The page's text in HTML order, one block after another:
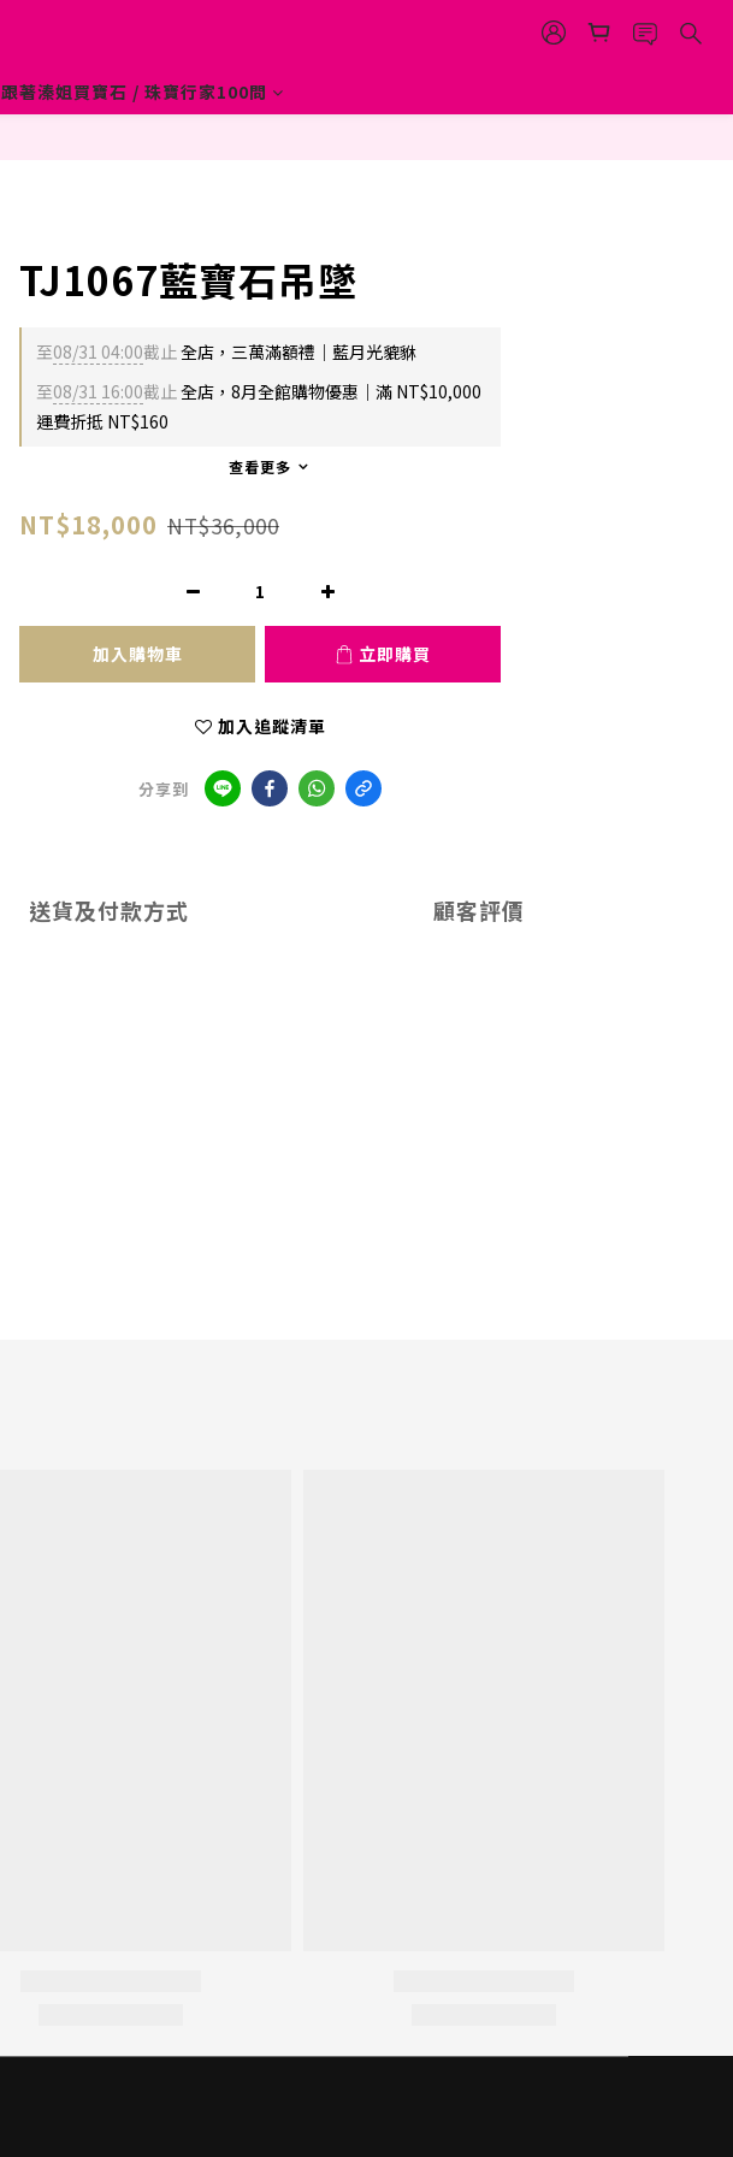
跟著溱姐買寶石 / 珠寶行家100問
TJ1067藍寶石吊墜
至08/31 04:00截止全店，三萬滿額禮｜藍月光貔貅
至08/31 16:00截止全店，8月全館購物優惠｜滿 NT$10,000
運費折抵 NT$160
查看更多
NT$18,000 NT$36,000
加入購物車 立即購買
加入追蹤清單
分享到
送貨及付款方式 顧客評價
立即購買